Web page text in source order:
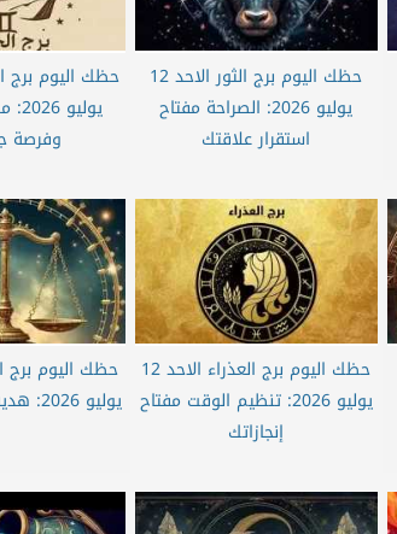
حظك اليوم برج الثور الاحد 12
يوليو 2026: الصراحة مفتاح
استقرار علاقتك
وفرصة
حظك اليوم برج العذراء الاحد 12
يوليو 2026: تنظيم الوقت مفتاح
إنجازاتك
يوليو 2026: هدية بسيطة تعزز...